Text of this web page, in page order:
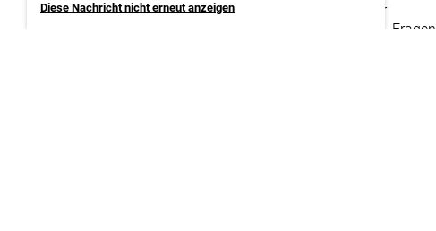
Diese Nachricht nicht erneut anzeigenBeteiligungs- und Beratungsrechte der
gesetzlichen Interessenvertretung (u.a. Fragen